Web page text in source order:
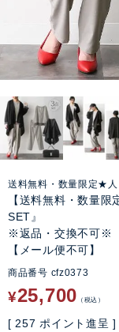
送料無料・数量限定★人
【送料無料・数量
SET』
※返品・交換不可※
【メール便不可】
商品番号 cfz0373
¥25,700 税込
[ 257 ポイント進呈 ]